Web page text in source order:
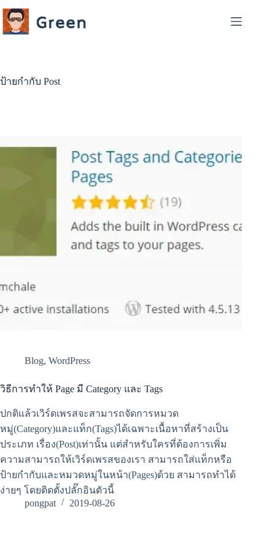
to
content
ป้ายกำกับ Post
Blog, WordPress
วิธีการทำให้ Page มี Category และ Tags
ปกติแล้วเวิร์ดเพรสจะสามารถจัดการหมวด
หมู่(Category)และแท็ก(Tags)ได้เฉพาะเนื้อหาที่สร้างเป็น
ประเภท เรื่อง(Post)เท่านั้น แต่สำหรับใครที่ต้องการเพิ่ม
ความสามารถให้เวิร์ดเพรสของเรา สามารถใส่แท็กหรือ
ป้ายกำกับและหมวดหมู่ในหน้า(Pages)ด้วย สามารถทำได้
ง่ายๆ โดยติดตั้งปลั๊กอินตัวนี้
pongpat
2019-08-26